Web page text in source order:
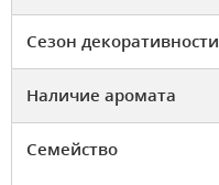
Сезон декоративности
Наличие аромата
Семейство